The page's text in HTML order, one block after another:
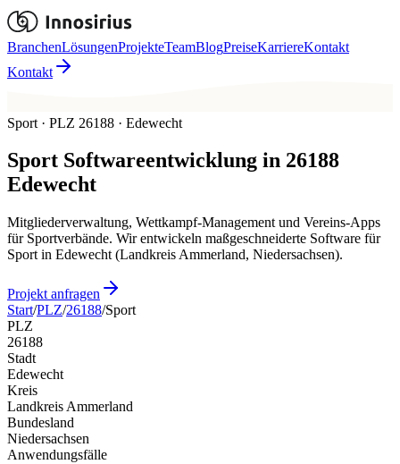
BranchenLösungenProjekteTeamBlogPreiseKarriereKontakt
Kontakt
Sport · PLZ 26188 · Edewecht
Sport Softwareentwicklung in 26188
Edewecht
Mitgliederverwaltung, Wettkampf-Management und Vereins-Apps
für Sportverbände. Wir entwickeln maßgeschneiderte Software für
Sport in Edewecht (Landkreis Ammerland, Niedersachsen).
Projekt anfragen
Start/PLZ/26188/Sport
PLZ
26188
Stadt
Edewecht
Kreis
Landkreis Ammerland
Bundesland
Niedersachsen
Anwendungsfälle